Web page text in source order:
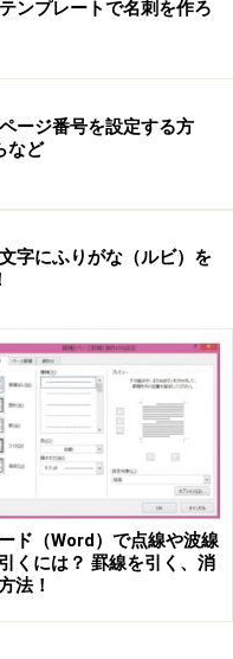
ンプレートで名刺を作ろ
ージ番号を設定する方
など
字にふりがな（ルビ）を
ド（Word）で点線や波線
くには？ 罫線を引く、消
法！